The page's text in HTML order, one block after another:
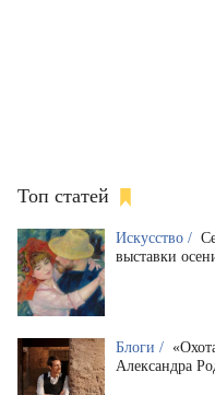
Топ статей
Искусство /
выставки
Блоги /
Александра